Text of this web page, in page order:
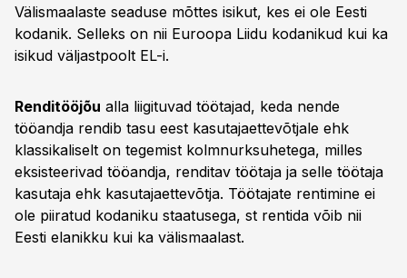
Välismaalaste seaduse mõttes isikut, kes ei ole Eesti
kodanik. Selleks on nii Euroopa Liidu kodanikud kui ka
isikud väljastpoolt EL-i.
Renditööjõu alla liigituvad töötajad, keda nende
tööandja rendib tasu eest kasutajaettevõtjale ehk
klassikaliselt on tegemist kolmnurksuhetega, milles
eksisteerivad tööandja, renditav töötaja ja selle töötaja
kasutaja ehk kasutajaettevõtja. Töötajate rentimine ei
ole piiratud kodaniku staatusega, st rentida võib nii
Eesti elanikku kui ka välismaalast.